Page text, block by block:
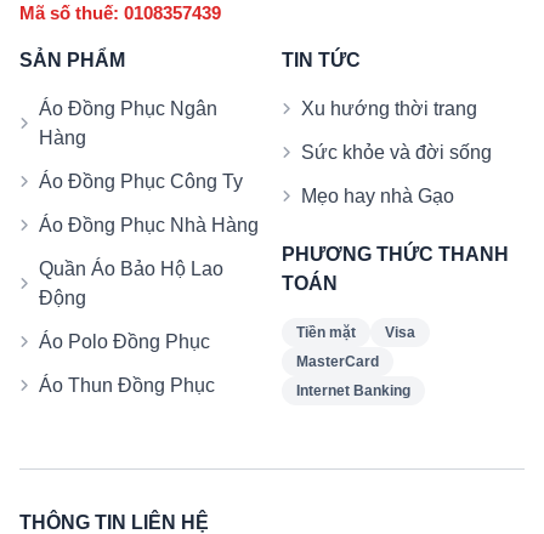
Mã số thuế: 0108357439
SẢN PHẨM
Áo Đồng Phục Ngân
Hàng
Áo Đồng Phục Công Ty
Áo Đồng Phục Nhà Hàng
Quần Áo Bảo Hộ Lao
Động
Áo Polo Đồng Phục
Áo Thun Đồng Phục
TIN TỨC
Xu hướng thời trang
Sức khỏe và đời sống
Mẹo hay nhà Gạo
PHƯƠNG THỨC THANH
TOÁN
Tiền mặt
Visa
MasterCard
Internet Banking
THÔNG TIN LIÊN HỆ